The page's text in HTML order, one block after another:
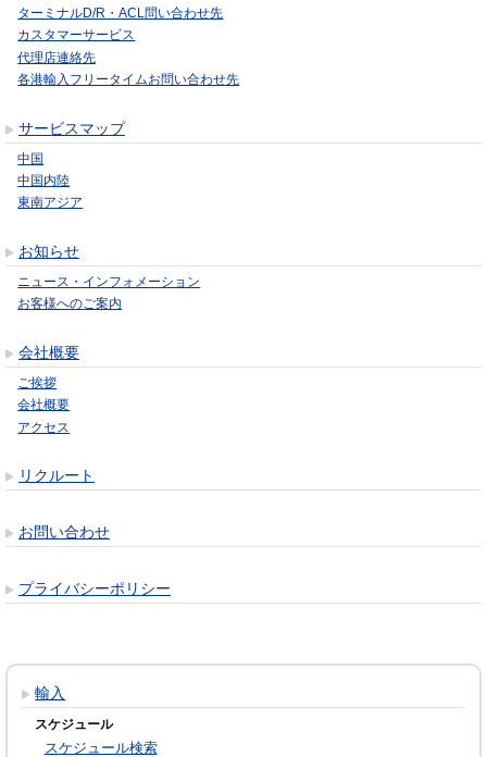
ターミナルD/R・ACL問い合わせ先
カスタマーサービス
代理店連絡先
各港輸入フリータイムお問い合わせ先
サービスマップ
中国
中国内陸
東南アジア
お知らせ
ニュース・インフォメーション
お客様へのご案内
会社概要
ご挨拶
会社概要
アクセス
リクルート
お問い合わせ
プライバシーポリシー
輸入
スケジュール
スケジュール検索